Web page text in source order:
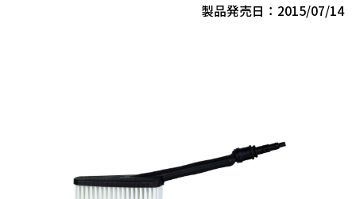
製品発売日：2015/07/14